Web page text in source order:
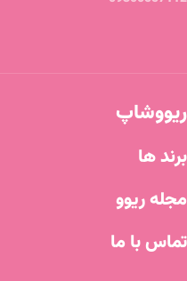
ریووشاپ
برند ها
مجله ریوو
تماس با ما